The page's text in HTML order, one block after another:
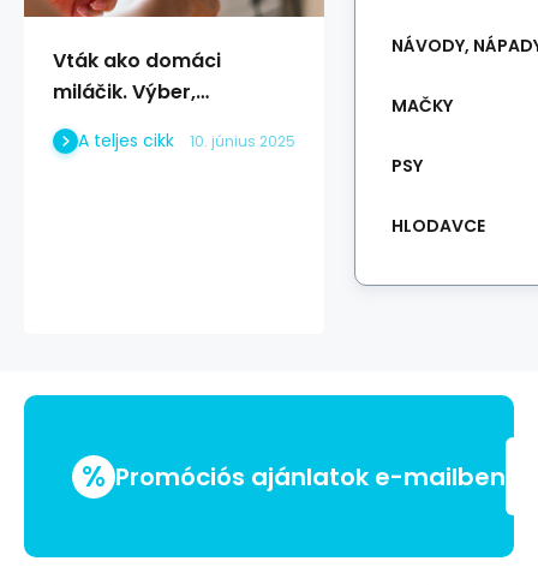
Vták ako domáci
miláčik. Výber,
starostlivosť, strava
10. június 2025
A teljes cikk
NÁVODY,
MAČKY
PSY
HLODAVCE
% Promóciós ajánlatok e-mailben